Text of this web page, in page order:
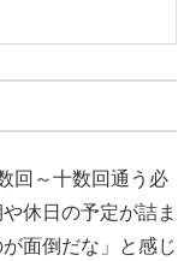
回～十数回通う必
休日の予定が詰ま
面倒だな」と感じ